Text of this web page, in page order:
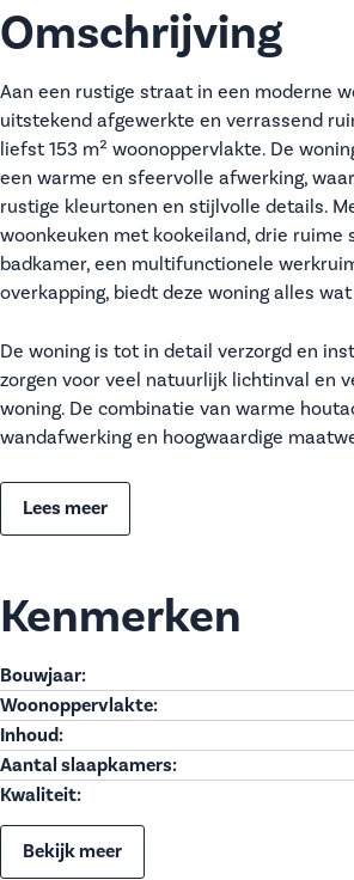
Omschrijving
Aan een rustige straat in een moderne
uitstekend afgewerkte en verrassend
liefst 153 m² woonoppervlakte. De
een warme en sfeervolle afwerking,
rustige kleurtonen en stijlvolle details.
woonkeuken met kookeiland, drie ruime
badkamer, een multifunctionele
overkapping, biedt deze woning alles
De woning is tot in detail verzorgd en
zorgen voor veel natuurlijk lichtinval en
woning. De combinatie van warme
wandafwerking en hoogwaardige
Lees meer
Kenmerken
Bouwjaar:
Woonoppervlakte:
Inhoud:
Aantal slaapkamers:
Kwaliteit:
Bekijk meer